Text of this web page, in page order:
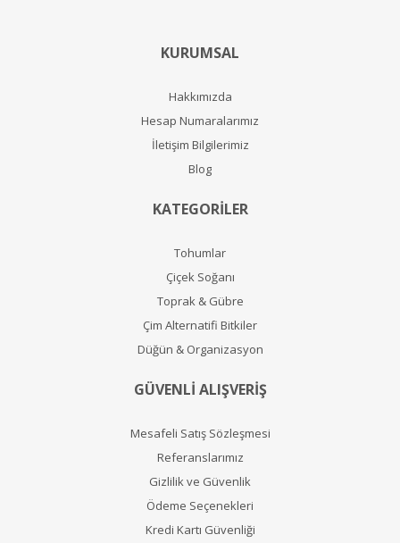
KURUMSAL
Hakkımızda
Hesap Numaralarımız
İletişim Bilgilerimiz
Blog
KATEGORİLER
Tohumlar
Çiçek Soğanı
Toprak & Gübre
Çim Alternatifi Bitkiler
Düğün & Organizasyon
GÜVENLİ ALIŞVERİŞ
Mesafeli Satış Sözleşmesi
Referanslarımız
Gizlilik ve Güvenlik
Ödeme Seçenekleri
Kredi Kartı Güvenliği